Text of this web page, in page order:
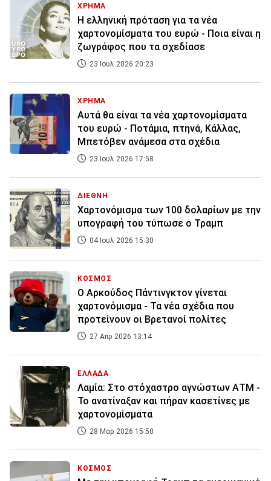
ΧΡΗΜΑ
Η ελληνική πρόταση για τα νέα
χαρτονομίσματα του ευρώ - Ποια είναι η
ζωγράφος που τα σχεδίασε
23 Ιουλ 2026 20:23
ΧΡΗΜΑ
Αυτά θα είναι τα νέα χαρτονομίσματα
του ευρώ - Ποτάμια, πτηνά, Κάλλας,
Μπετόβεν ανάμεσα στα σχέδια
23 Ιουλ 2026 17:58
ΔΙΕΘΝΗ
Χαρτονόμισμα των 100 δολαρίων με την
υπογραφή του τύπωσε ο Τραμπ
04 Ιουλ 2026 15:30
ΚΟΣΜΟΣ
Ο Αρκούδος Πάντινγκτον γίνεται
χαρτονόμισμα - Τα νέα σχέδια που
προτείνουν οι Βρετανοί πολίτες
27 Απρ 2026 13:14
ΕΛΛΑΔΑ
Λαμία: Στο στόχαστρο αγνώστων ΑΤΜ -
Το ανατίναξαν και πήραν κασετίνες με
χαρτονομίσματα
28 Μαρ 2026 15:50
ΚΟΣΜΟΣ